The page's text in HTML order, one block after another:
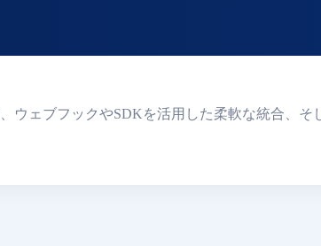
ウェブフックやSDKを活用した柔軟な統合、